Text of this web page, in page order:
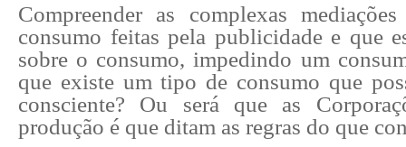
Compreender as complexas
consumo feitas pela publicidade e que
sobre o consumo, impedindo um
que existe um tipo de consumo que
consciente? Ou será que as
produção é que ditam as regras do que